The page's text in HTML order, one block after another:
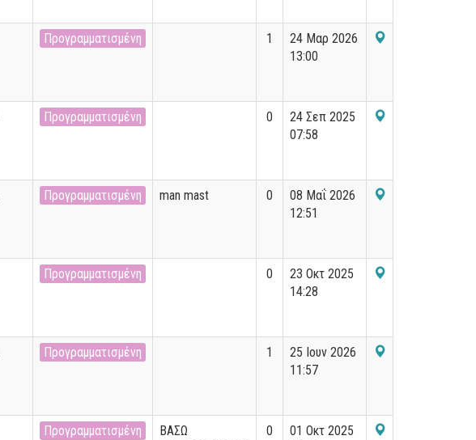
Προγραμματισμένη 1
24 Μαρ 2026
13:00
Προγραμματισμένη 0
24 Σεπ 2025
07:58
Προγραμματισμένη man mast 0
08 Μαΐ 2026
12:51
Προγραμματισμένη 0
23 Οκτ 2025
14:28
Προγραμματισμένη 1
25 Ιουν 2026
11:57
Προγραμματισμένη
ΒΑΣΩ
0
01 Οκτ 2025